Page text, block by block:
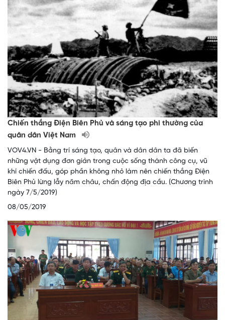
Chiến thắng Điện Biên Phủ và sáng tạo phi thường của
quân dân Việt Nam
VOV4.VN - Bằng trí sáng tạo, quân và dân dân ta đã biến
những vật dụng đơn giản trong cuộc sống thành công cụ, vũ
khí chiến đấu, góp phần không nhỏ làm nên chiến thắng Điện
Biên Phủ lừng lẫy năm châu, chấn động địa cầu. (Chương trình
ngày 7/5/2019)
08/05/2019